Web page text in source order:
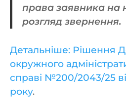
права заявника на
розгляд звернення.
Детальніше: Рішення
окружного
справі №200/2043/25
року.